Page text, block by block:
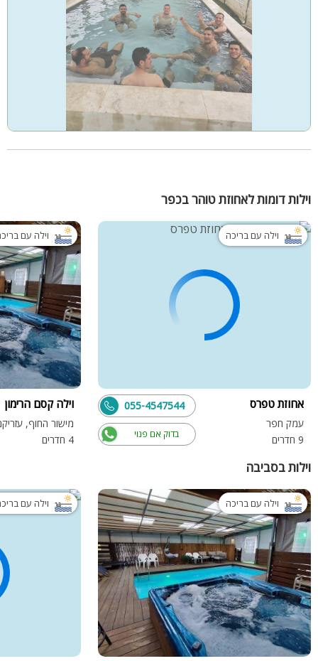
וילות דומות לאחוזת טוהר בכפר
וילה עם בריכה
אחוזת טפרס
עמק חפר
9 חדרים
בדוק אם פנוי
055-4547544
וילה עם
וילה קסם הרימון
מישור החוף,
4 חדרים
וילות בסביבה
וילה עם בריכה וילה עם